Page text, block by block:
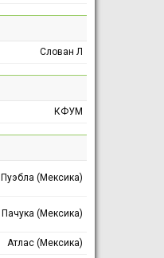
Слован Л
КФУМ
Пуэбла (Мексика)
Пачука (Мексика)
Атлас (Мексика)